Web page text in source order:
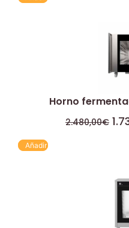
Horno
2.480,00€
Añadir